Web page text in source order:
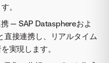
。
— SAP Datasphereおよ
接連携し、リアルタイム
実現します。